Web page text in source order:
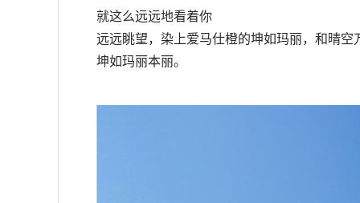
就这么远远地看着你
远远眺望，染上爱马仕橙的坤如玛丽，和晴
坤如玛丽本丽。